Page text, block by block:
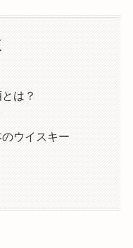
は？
ウイスキー